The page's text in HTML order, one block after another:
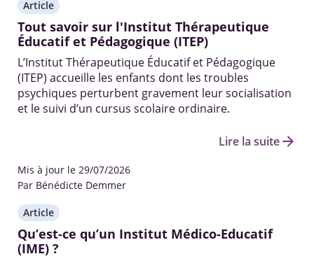
Article
Tout savoir sur l'Institut Thérapeutique
Éducatif et Pédagogique (ITEP)
L’Institut Thérapeutique Éducatif et Pédagogique
(ITEP) accueille les enfants dont les troubles
psychiques perturbent gravement leur socialisation
et le suivi d’un cursus scolaire ordinaire.
Lire la suitearrow_forward
Mis à jour le 29/07/2026
Par Bénédicte Demmer
Article
Qu’est-ce qu’un Institut Médico-Educatif
(IME) ?